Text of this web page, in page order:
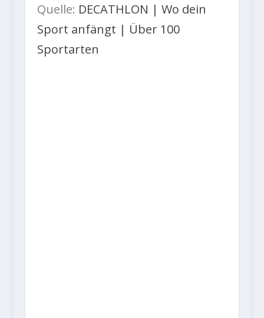
Quelle: DECATHLON | Wo dein
Sport anfängt | Über 100
Sportarten